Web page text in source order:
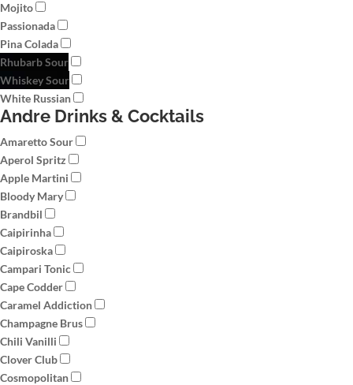
Mojito
Passionada
Pina Colada
Rhubarb Sour
Whiskey Sour
White Russian
Andre Drinks & Cocktails
Amaretto Sour
Aperol Spritz
Apple Martini
Bloody Mary
Brandbil
Caipirinha
Caipiroska
Campari Tonic
Cape Codder
Caramel Addiction
Champagne Brus
Chili Vanilli
Clover Club
Cosmopolitan